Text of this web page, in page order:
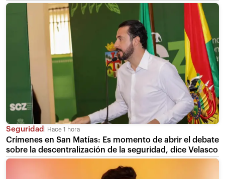
Seguridad Hace 1 hora
Crímenes en San Matías: Es momento de abrir el debate
sobre la descentralización de la seguridad, dice Velasco